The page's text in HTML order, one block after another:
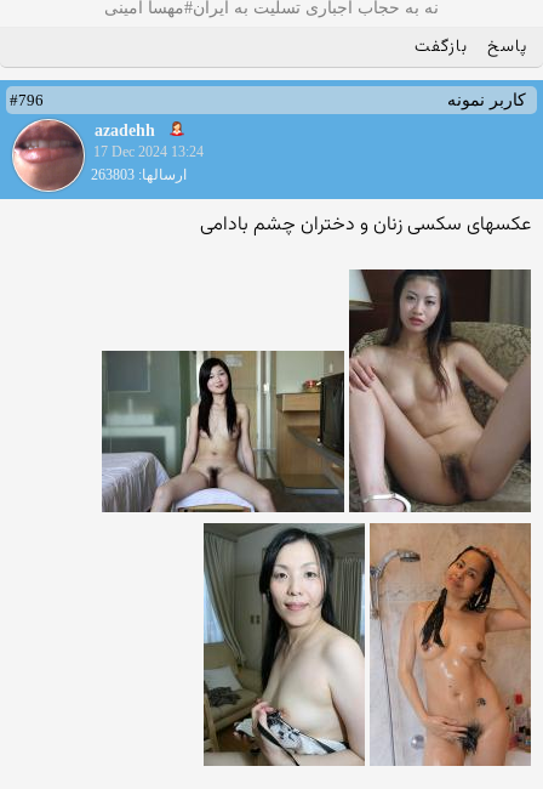
نه به حجاب اجباری تسلیت به ایران#مهسا امینی
پاسخ بازگفت
کاربر نمونه
#796
azadehh
17 Dec 2024 13:24
ارسالها: 263803
عکسهای سکسی زنان و دختران چشم بادامی